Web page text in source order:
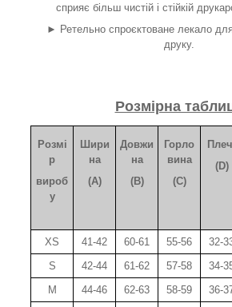
сприяє більш чистій і стійкій
► Ретельно спроєктоване лекало
друку.
Розмірна
Розмі
р
вироб
у
Шири
на
(A)
Довжи
на
(B)
Горло
вина
(C)
(D)
XS 41-42 60-61 55-56 32-
S
42-44 61-62 57-58 34-
M
44-46 62-63 58-59 36-